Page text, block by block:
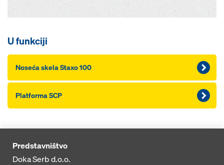
U funkciji
Noseća skela Staxo 100
Platforma SCP
Predstavništvo
Doka Serb d.o.o.